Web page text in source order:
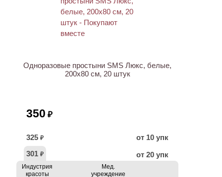
Одноразовые простыни SMS Люкс, белые,
200х80 см, 20 штук
350 ₽
325 ₽
от 10 упк
301 ₽ от 20 упк
Индустрия
красоты
Мед.
учреждение